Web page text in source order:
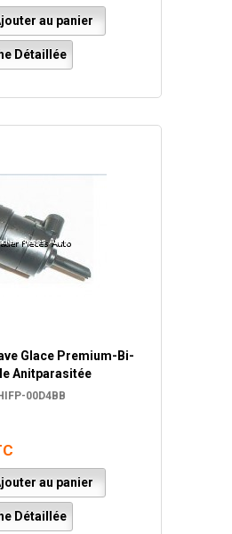
au panier
Détaillée
Glace Premium-Bi-
Anitparasitée
00D4BB
au panier
Détaillée